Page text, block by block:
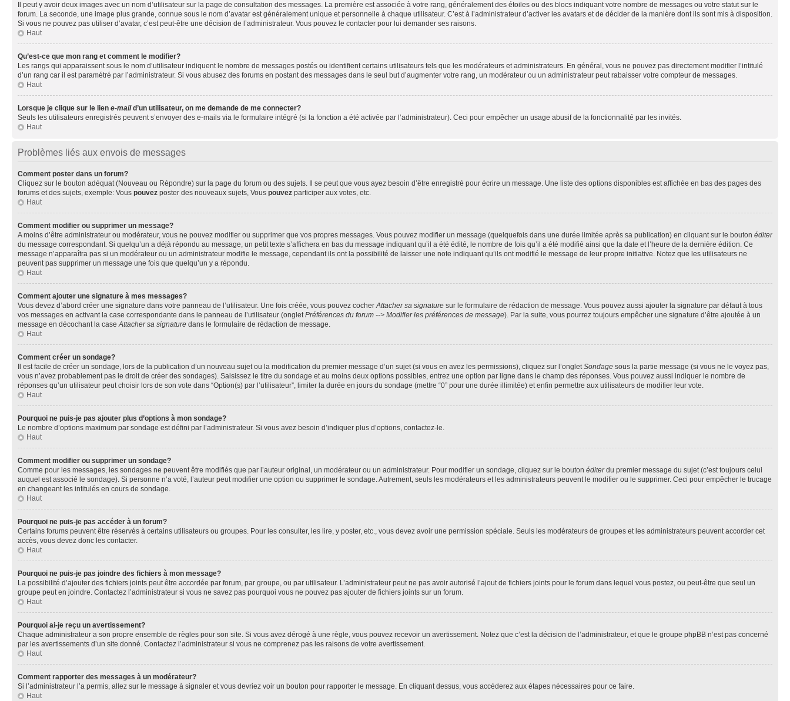
Il peut y avoir deux images avec un nom d’utilisateur sur la page de consultation des messages. La première est associée à votre rang, généralement des étoiles ou des blocs indiquant votre nombre de messages ou votre statut sur le
forum. La seconde, une image plus grande, connue sous le nom d’avatar est généralement unique et personnelle à chaque utilisateur. C’est à l’administrateur d’activer les avatars et de décider de la manière dont ils sont mis à disposition.
Si vous ne pouvez pas utiliser d’avatar, c’est peut-être une décision de l’administrateur. Vous pouvez le contacter pour lui demander ses raisons.
Haut
Qu’est-ce que mon rang et comment le modifier?
Les rangs qui apparaissent sous le nom d’utilisateur indiquent le nombre de messages postés ou identifient certains utilisateurs tels que les modérateurs et administrateurs. En général, vous ne pouvez pas directement modifier l’intitulé
d’un rang car il est paramétré par l’administrateur. Si vous abusez des forums en postant des messages dans le seul but d’augmenter votre rang, un modérateur ou un administrateur peut rabaisser votre compteur de messages.
Haut
Lorsque je clique sur le lien e-maild’un utilisateur, on me demande de me connecter?
Seuls les utilisateurs enregistrés peuvent s’envoyer des e-mails via le formulaire intégré (si la fonction a été activée par l’administrateur). Ceci pour empêcher un usage abusif de la fonctionnalité par les invités.
Haut
Problèmes liés aux envois de messages
Comment poster dans un forum?
Cliquez sur le bouton adéquat (Nouveau ou Répondre) sur la page du forum ou des sujets. Il se peut que vous ayez besoin d’être enregistré pour écrire un message. Une liste des options disponibles est affichée en bas des pages des
forums et des sujets, exemple: Vous pouvez poster des nouveaux sujets, Vous pouvez participer aux votes, etc.
Haut
Comment modifier ou supprimer un message?
A moins d’être administrateur ou modérateur, vous ne pouvez modifier ou supprimer que vos propres messages. Vous pouvez modifier un message (quelquefois dans une durée limitée après sa publication) en cliquant sur le bouton éditer
du message correspondant. Si quelqu’un a déjà répondu au message, un petit texte s’affichera en bas du message indiquant qu’il a été édité, le nombre de fois qu’il a été modifié ainsi que la date et l’heure de la dernière édition. Ce
message n’apparaîtra pas si un modérateur ou un administrateur modifie le message, cependant ils ont la possibilité de laisser une note indiquant qu’ils ont modifié le message de leur propre initiative. Notez que les utilisateurs ne
peuvent pas supprimer un message une fois que quelqu’un y a répondu.
Haut
Comment ajouter une signature à mes messages?
Vous devez d’abord créer une signature dans votre panneau de l’utilisateur. Une fois créée, vous pouvez cocherAttacher sa signature sur le formulaire de rédaction de message. Vous pouvez aussi ajouter la signature par défaut à tous
vos messages en activant la case correspondante dans le panneau de l’utilisateur (ongletPréférences du forum --> Modifier les préférences de message). Par la suite, vous pourrez toujours empêcher une signature d’être ajoutée à un
message en décochant la caseAttacher sa signature dans le formulaire de rédaction de message.
Haut
Comment créer un sondage?
Il est facile de créer un sondage, lors de la publication d’un nouveau sujet ou la modification du premier message d’un sujet (si vous en avez les permissions), cliquez sur l’ongletSondage sous la partie message (si vous ne le voyez pas,
vous n’avez probablement pas le droit de créer des sondages). Saisissez le titre du sondage et au moins deux options possibles, entrez une option par ligne dans le champ des réponses. Vous pouvez aussi indiquer le nombre de
réponses qu’un utilisateur peut choisir lors de son vote dans “Option(s) par l’utilisateur”, limiter la durée en jours du sondage (mettre “0” pour une durée illimitée) et enfin permettre aux utilisateurs de modifier leur vote.
Haut
Pourquoi ne puis-je pas ajouter plus d’options à mon sondage?
Le nombre d’options maximum par sondage est défini par l’administrateur. Si vous avez besoin d’indiquer plus d’options, contactez-le.
Haut
Comment modifier ou supprimer un sondage?
Comme pour les messages, les sondages ne peuvent être modifiés que par l’auteur original, un modérateur ou un administrateur. Pour modifier un sondage, cliquez sur le bouton éditerdu premier message du sujet (c’est toujours celui
auquel est associé le sondage). Si personne n’a voté, l’auteur peut modifier une option ou supprimer le sondage. Autrement, seuls les modérateurs et les administrateurs peuvent le modifier ou le supprimer. Ceci pour empêcher le trucage
en changeant les intitulés en cours de sondage.
Haut
Pourquoi ne puis-je pas accéder à un forum?
Certains forums peuvent être réservés à certains utilisateurs ou groupes. Pour les consulter, les lire, y poster, etc., vous devez avoir une permission spéciale. Seuls les modérateurs de groupes et les administrateurs peuvent accorder cet
accès, vous devez donc les contacter.
Haut
Pourquoi ne puis-je pas joindre des fichiers à mon message?
La possibilité d’ajouter des fichiers joints peut être accordée par forum, par groupe, ou par utilisateur. L’administrateur peut ne pas avoir autorisé l’ajout de fichiers joints pour le forum dans lequel vous postez, ou peut-être que seul un
groupe peut en joindre. Contactez l’administrateur si vous ne savez pas pourquoi vous ne pouvez pas ajouter de fichiers joints sur un forum.
Haut
Pourquoi ai-je reçu un avertissement?
Chaque administrateur a son propre ensemble de règles pour son site. Si vous avez dérogé à une règle, vous pouvez recevoir un avertissement. Notez que c’est la décision de l’administrateur, et que le groupe phpBB n’est pas concerné
par les avertissements d’un site donné. Contactez l’administrateur si vous ne comprenez pas les raisons de votre avertissement.
Haut
Comment rapporter des messages à un modérateur?
Si l’administrateur l’a permis, allez sur le message à signaler et vous devriez voir un bouton pour rapporter le message. En cliquant dessus, vous accéderez aux étapes nécessaires pour ce faire.
Haut